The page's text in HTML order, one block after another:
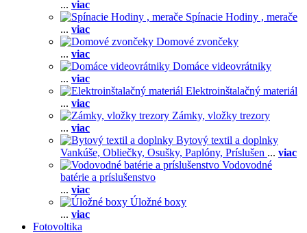
... viac
Spínacie Hodiny , merače
... viac
Domové zvončeky
... viac
Domáce videovrátniky
... viac
Elektroinštalačný materiál
... viac
Zámky, vložky trezory
... viac
Bytový textil a doplnky
Vankúše, Obliečky, Osušky, Paplóny, Príslušen ... viac
Vodovodné
batérie a príslušenstvo
... viac
Úložné boxy
... viac
Fotovoltika